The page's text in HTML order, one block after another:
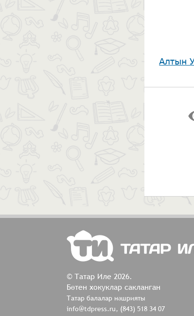
Алтын
© Татар Иле 2026.
Бөтен хокуклар сакланган
Татар балалар нәшрияты
info@tdpress.ru, (843) 518 34 07